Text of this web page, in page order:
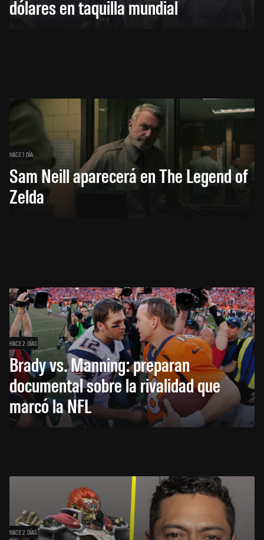
dólares en taquilla mundial
HACE 1 DÍA
Sam Neill aparecerá en The Legend of
Zelda
HACE 2 DÍAS
Brady vs. Manning: preparan
documental sobre la rivalidad que
marcó la NFL
HACE 2 DÍAS